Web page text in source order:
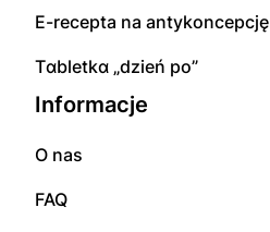
E-rесерta na аntуkоnсерсję
Tɑbletkɑ „dzień po”
Informacje
O nas
FAQ